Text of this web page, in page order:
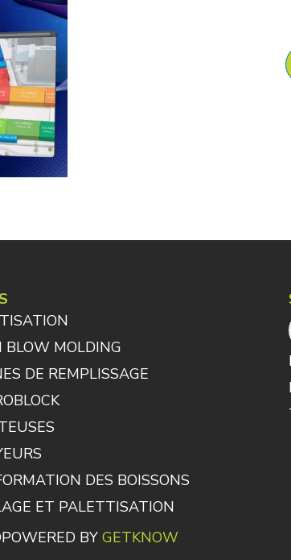
BLOW MOLDING
DE REMPLISSAGE
DES BOISSONS
ET PALETTISATION
POWERED BY GETKNOW